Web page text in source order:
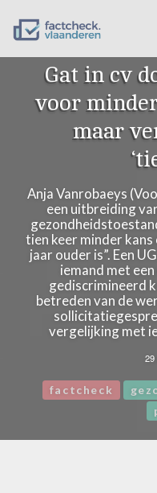
Gat in cv
voor
maar
Anja Vanrobaeys
een uitbreiding
tien keer minder kans
jaar ouder is”. Een
iemand met
gediscrimineerd
betreden van de
vergelijking met
29
factcheck